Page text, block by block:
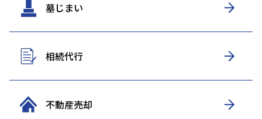
墓じまい
相続代行
不動産売却